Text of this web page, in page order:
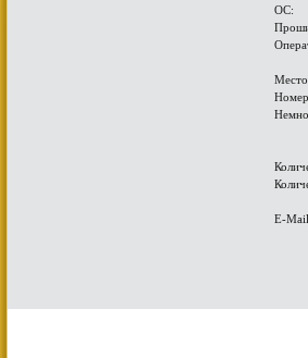
ОС:
Место
E-